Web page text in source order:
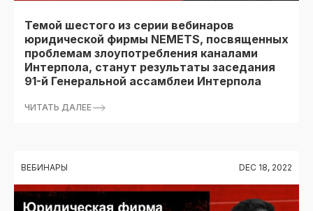
Темой шестого из серии вебинаров
юридической фирмы NEMETS, посвященных
проблемам злоупотребления каналами
Интерпола, станут результаты заседания
91-й Генеральной ассамблеи Интерпола
ЧИТАТЬ ДАЛЕЕ
ВЕБИНАРЫ DEC 18, 2022